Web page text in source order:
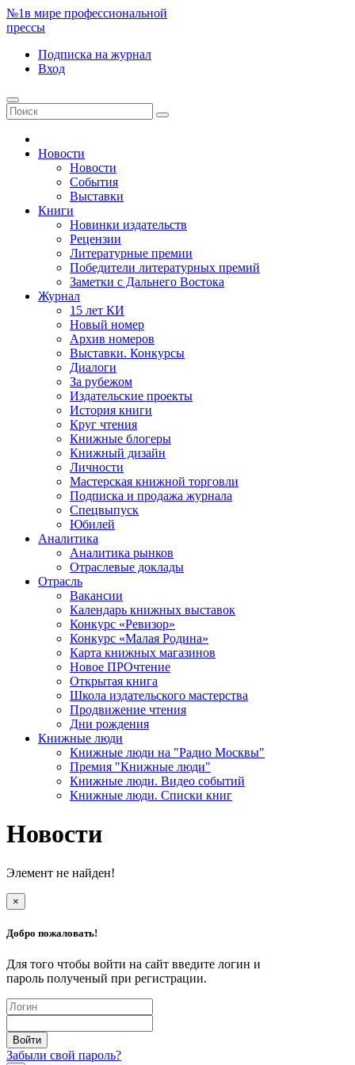
№1в мире профессиональной
прессы
Подписка на журнал
Вход
Новости
Новости
События
Выставки
Книги
Новинки издательств
Рецензии
Литературные премии
Победители литературных премий
Заметки с Дальнего Востока
Журнал
15 лет КИ
Новый номер
Архив номеров
Выставки. Конкурсы
Диалоги
За рубежом
Издательские проекты
История книги
Круг чтения
Книжные блогеры
Книжный дизайн
Личности
Мастерская книжной торговли
Подписка и продажа журнала
Спецвыпуск
Юбилей
Аналитика
Аналитика рынков
Отраслевые доклады
Отрасль
Вакансии
Календарь книжных выставок
Конкурс «Ревизор»
Конкурс «Малая Родина»
Карта книжных магазинов
Новое ПРОчтение
Открытая книга
Школа издательского мастерства
Продвижение чтения
Дни рождения
Книжные люди
Книжные люди на "Радио Москвы"
Премия "Книжные люди"
Книжные люди. Видео событий
Книжные люди. Списки книг
Новости
Элемент не найден!
×
Добро пожаловать!
Для того чтобы войти на сайт введите логин и
пароль полученый при регистрации.
Забыли свой пароль?